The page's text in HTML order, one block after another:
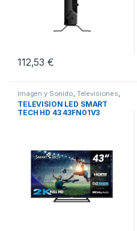
112,53€
Imagen y Sonido Televisiones
TV de 43 pulgadas
TELEVISIÓN LED SMART
TECH HD 43 43FN01V3